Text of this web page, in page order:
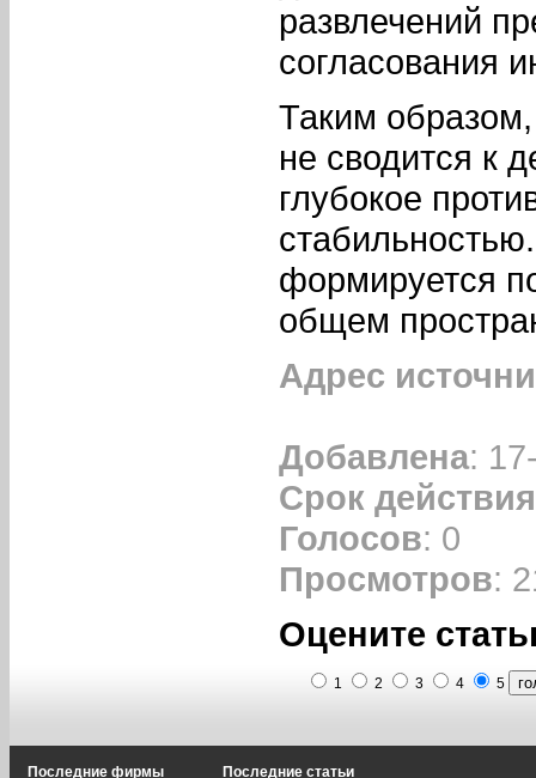
развлечений
согласования
Таким
не сводится к
глубокое
формируется
общем
Адрес
Добавлена:
Срок действия
Голосов: 0
Просмотров:
Оцените
1 2 3 4 5
Последние фирмы Последние статьи